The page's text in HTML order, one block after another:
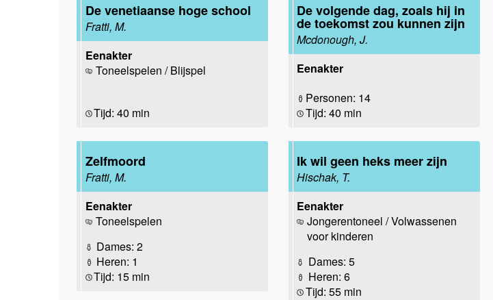
De venetiaanse hoge school
Fratti, M.
Eenakter
Toneelspelen / Blijspel
Tijd: 40 min
De volgende dag, zoals hij in
de toekomst zou kunnen zijn
Mcdonough, J.
Eenakter
Personen: 14
Tijd: 40 min
Zelfmoord
Fratti, M.
Eenakter
Toneelspelen
Dames: 2
Heren: 1
Tijd: 15 min
Ik wil geen heks meer zijn
Hischak, T.
Eenakter
Jongerentoneel / Volwassenen
voor kinderen
Dames: 5
Heren: 6
Tijd: 55 min